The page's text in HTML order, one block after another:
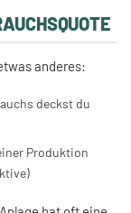
anderes:
deckst du
Produktion